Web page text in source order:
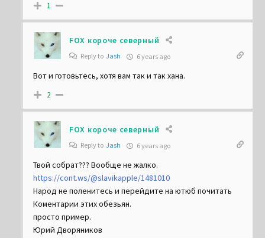
1
FOX короче северный
Reply to Jash 6 years ago
Вот и готовьтесь, хотя вам так и так хана.
2
FOX короче северный
Reply to Jash 6 years ago
Твой собрат??? Вообще не жалко.
https://cont.ws/@slavikapple/1481010
Народ не поленитесь и перейдите на ютюб почитать
Коментарии этих обезьян.
просто пример.
Юрий Дворяников